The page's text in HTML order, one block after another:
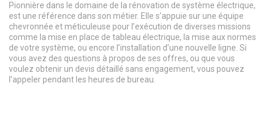
Pionnière dans le domaine de la rénovation de système électrique,
est une référence dans son métier. Elle s’appuie sur une équipe
chevronnée et méticuleuse pour l’exécution de diverses missions
comme la mise en place de tableau électrique, la mise aux normes
de votre système, ou encore l’installation d’une nouvelle ligne. Si
vous avez des questions à propos de ses offres, ou que vous
voulez obtenir un devis détaillé sans engagement, vous pouvez
l’appeler pendant les heures de bureau.